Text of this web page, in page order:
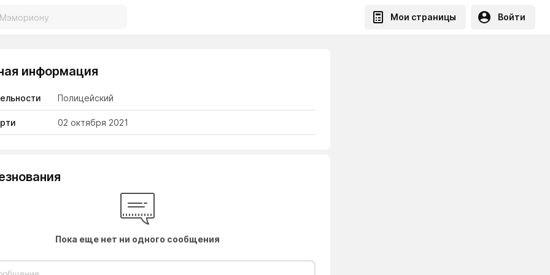
Мои страницы Войти
информация
Полицейский
02 октября 2021
Пока еще нет ни одного сообщения